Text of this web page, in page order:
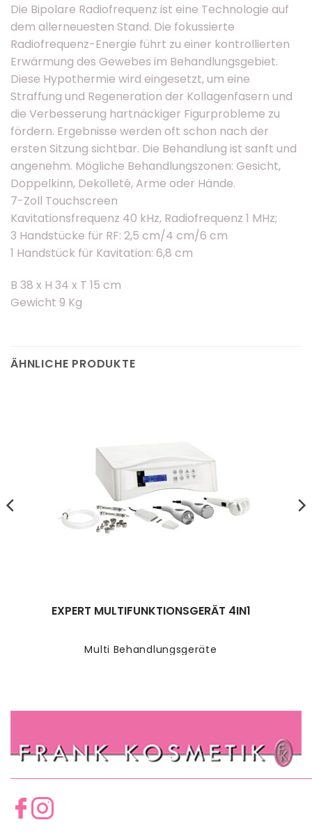
Die Bipolare Radiofrequenz ist eine Technologie auf
dem allerneuesten Stand. Die fokussierte
Radiofrequenz-Energie führt zu einer kontrollierten
Erwärmung des Gewebes im Behandlungsgebiet.
Diese Hypothermie wird eingesetzt, um eine
Straffung und Regeneration der Kollagenfasern und
die Verbesserung hartnäckiger Figurprobleme zu
fördern. Ergebnisse werden oft schon nach der
ersten Sitzung sichtbar. Die Behandlung ist sanft und
angenehm. Mögliche Behandlungszonen: Gesicht,
Doppelkinn, Dekolleté, Arme oder Hände.
7-Zoll Touchscreen
Kavitationsfrequenz 40 kHz, Radiofrequenz 1 MHz;
3 Handstücke für RF: 2,5 cm/4 cm/6 cm
1 Handstück für Kavitation: 6,8 cm
B 38 x H 34 x T 15 cm
Gewicht 9 Kg
ÄHNLICHE PRODUKTE
Multi Behandlungsgeräte
EXPERT MULTIFUNKTIONSGERÄT 4IN1